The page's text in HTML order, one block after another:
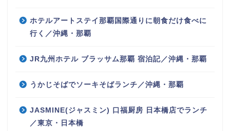
ホテルアートステイ那覇国際通りに朝食だけ食べに
行く／沖縄・那覇
JR九州ホテル ブラッサム那覇 宿泊記／沖縄・那覇
うかじそばでソーキそばランチ／沖縄・那覇
JASMINE(ジャスミン) 口福厨房 日本橋店でランチ
／東京・日本橋